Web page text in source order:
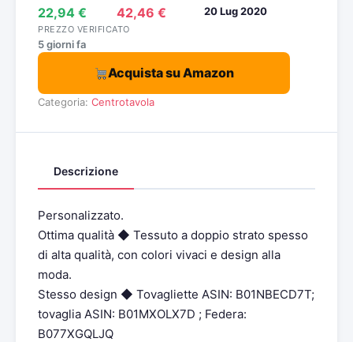
22,94 € 42,46 € 20 Lug 2020
PREZZO VERIFICATO
5 giorni fa
Acquista su Amazon
Categoria: Centrotavola
Descrizione
Personalizzato.
Ottima qualità ◆ Tessuto a doppio strato spesso
di alta qualità, con colori vivaci e design alla
moda.
Stesso design ◆ Tovagliette ASIN: B01NBECD7T;
tovaglia ASIN: B01MXOLX7D ; Federa:
B077XGQLJQ